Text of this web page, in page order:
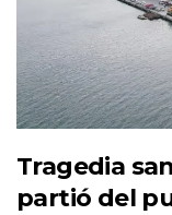
Tragedia
partió del